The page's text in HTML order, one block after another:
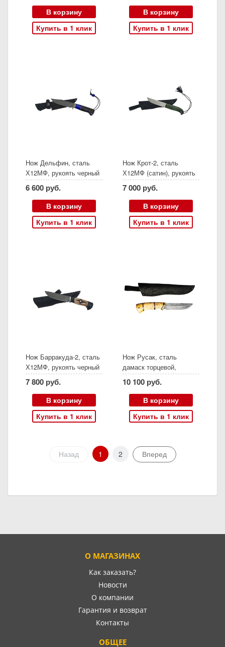
В корзину
Купить в 1 клик
В корзину
Купить в 1 клик
Нож Дельфин, сталь
Х12МФ, рукоять черный
граб акрил, мельхиор,
(Ворсма)
6 600 руб.
В корзину
Купить в 1 клик
Нож Крот-2, сталь
Х12МФ (сатин), рукоять
резная карельская
береза
стабилизированный
изумруд, (Ворсма)
7 000 руб.
В корзину
Купить в 1 клик
Нож Барракуда-2, сталь
Х12МФ, рукоять черный
граб карельская береза
резная, (Ворсма)
7 800 руб.
В корзину
Купить в 1 клик
Нож Русак, сталь
дамаск торцевой,
рукоять карельская
береза
стабилизированная
янтарная, (Ворсма)
10 100 руб.
В корзину
Купить в 1 клик
Назад 1 2 Вперед
О МАГАЗИНАХ
Как заказать?
Новости
О компании
Гарантия и возврат
Контакты
ОБЩЕЕ